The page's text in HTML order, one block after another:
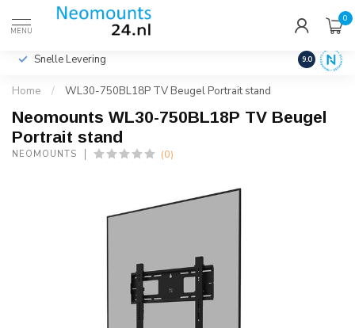
MENU
0
Incl. btw
Snelle Levering Hoge
9.0
Home / WL30-750BL18P TV Beugel Portrait stand
Neomounts WL30-750BL18P TV Beugel
Portrait stand
NEOMOUNTS (0)